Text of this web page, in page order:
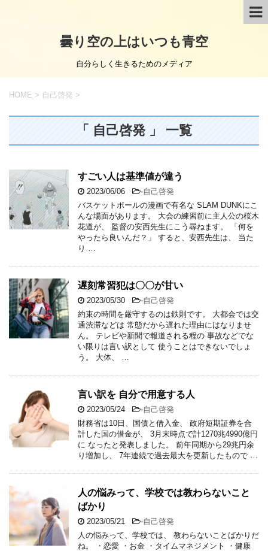
曇り空の上はいつも青空
自分らしく生きるためのメディア
HOME > 自己啓発 >
「 自己啓発 」 一覧
すごい人は基準値が違う
2023/06/06 -自己啓発
バスケットボールの漫画で有名な SLAM DUNKにこ
んな場面があります。 大会の練習前に主人公の桜木
花道が、 監督の安西先生にこう尋ねます。 「何を
やったら良いんだ？」 すると、安西先生は、 当た
り …
遅刻常習犯は〇〇が甘い
2023/05/30 -自己啓発
約束の時間を厳守するのは鉄則です。 大都会では交
通渋滞などは 常態だから遅れた理由にはなりませ
ん。 テレビや新聞で報道される程の 事故などでな
い限りは言い訳として 使うことはできないでしょ
う。 大体、 …
言い訳を 自分で用意する人
2023/05/24 -自己啓発
財務省は10日、国債と借入金、 政府短期証券を合
計した国の借金が、 3月末時点で計1270兆4990億円
に なったと発表しました。 前年同期から29兆円余
り増加し、 7年連続で過去最大を更新したもので …
人の悩みって、学校では教わらないこと
ばかり
2023/05/21 -自己啓発
人の悩みって、学校では、 教わらないことばかりだ
ね。 ・恋愛 ・お金 ・タイムマネジメント ・健康